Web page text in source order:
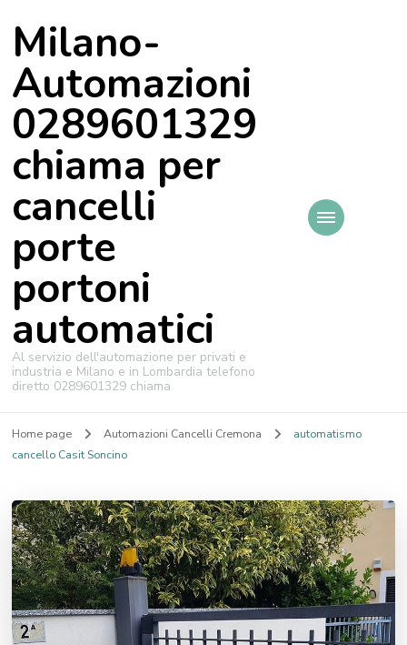
Milano-
Automazioni
0289601329
chiama per
cancelli
porte
portoni
automatici
Al servizio dell'automazione per privati e
industria e Milano e in Lombardia telefono
diretto 0289601329 chiama
Home page Automazioni Cancelli Cremona
automatismo
cancello Casit Soncino